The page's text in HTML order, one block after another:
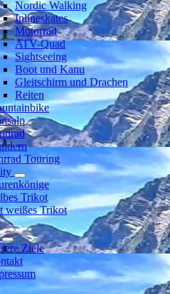
Nordic Walking
Inlineskates
Motorrad
ATV-Quad
Sightseeing
Boot und Kanu
Gleitschirm und Drachen
Reiten
Touring
Trikot
weißes Trikot
Ziele